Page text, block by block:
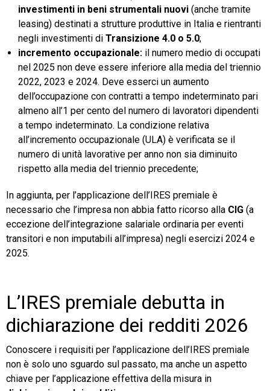
investimenti in beni strumentali nuovi (anche tramite
leasing) destinati a strutture produttive in Italia e rientranti
negli investimenti di Transizione 4.0 o 5.0;
incremento occupazionale: il numero medio di occupati
nel 2025 non deve essere inferiore alla media del triennio
2022, 2023 e 2024. Deve esserci un aumento
dell’occupazione con contratti a tempo indeterminato pari
almeno all’1 per cento del numero di lavoratori dipendenti
a tempo indeterminato. La condizione relativa
all’incremento occupazionale (ULA) è verificata se il
numero di unità lavorative per anno non sia diminuito
rispetto alla media del triennio precedente;
In aggiunta, per l’applicazione dell’IRES premiale è
necessario che l’impresa non abbia fatto ricorso alla CIG (a
eccezione dell’integrazione salariale ordinaria per eventi
transitori e non imputabili all’impresa) negli esercizi 2024 e
2025.
L’IRES premiale debutta in
dichiarazione dei redditi 2026
Conoscere i requisiti per l’applicazione dell’IRES premiale
non è solo uno sguardo sul passato, ma anche un aspetto
chiave per l’applicazione effettiva della misura in